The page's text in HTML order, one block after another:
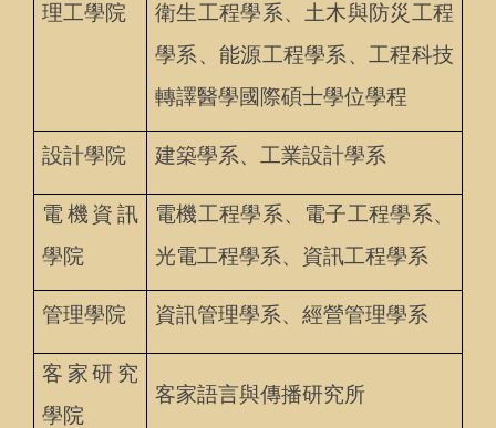
理工學院
衛生工程學系、土木與防災工程
學系、能源工程學系、工程科技
轉譯醫學國際碩士學位學程
設計學院 建築學系、工業設計學系
電機資訊
學院
電機工程學系、電子工程學系、
光電工程學系、資訊工程學系
管理學院 資訊管理學系、經營管理學系
客家研究
學院
客家語言與傳播研究所